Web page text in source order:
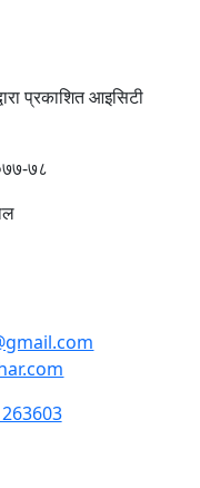
प्रकाशित आइसिटी
७८